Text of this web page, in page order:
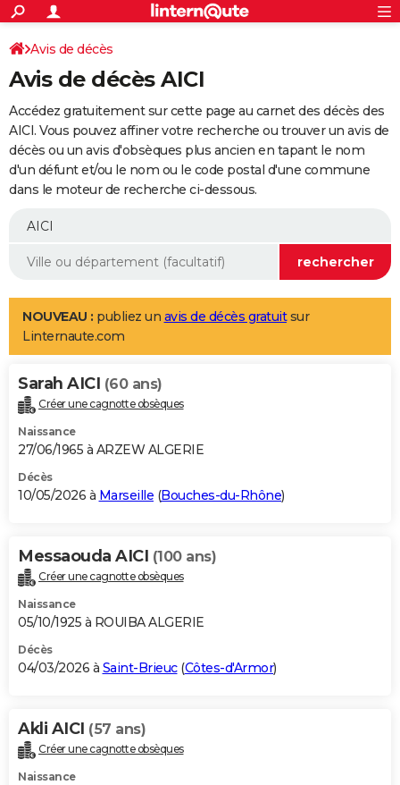
ACTUALITÉS
Politique
Société
Faits Divers
Education
Monde
Villes
+
SPORT
Coupe du monde 2026
Football
Tennis
Cyclisme
Rugby
Forum
Programme TV
TNT
Streaming
Cinéma
Sorties cinéma
Musique
+
FINANCE
Retraite
Impôts
Epargne
Immobilier
Risques naturels par ville
Banque
Assurance
Crédit
AUTO
Essais
Réserver un essai
Citadines
Berlines
SUV
Forum auto
+
Mobiles
Meilleur smartphone
Internet
Ordinateurs
Jeux vidéo
Guide high-tech
Aménagement intérieur
LIFESTYLE
Art de vivre
Bien-être
Loisirs
Mode
Modes de vie
Alimentation
Guide de la santé
Maladies
Médicaments
Sommeil
VOYAGE
Destinations
City break
Voyage nature
Voyage de noces
Forum
Climat
+PHOTO
GUIDES D'ACHAT
BONS PLANS
Carte de Noël
Carte Bonne année
Carte Saint-Valentin
Carte Pâques
Carte d'anniversaire
DICTIONNAIRE
Dictionnaire
Biographies
Citations
Expressions
Proverbes
PROGRAMME TV
S'inscrire
Se connecter
Lycées
Collèges
Primaires
Universités
Entreprises
Service militaire
Avis de recherche
AVIS DE DÉCÈS
Bricolage
Lifestyle
Culture
Sport
Auto
Television
Voyage
Cinema
Avis de décès
Avis de décès AICI
Accédez gratuitement sur cette page au carnet des décès des
AICI. Vous pouvez affiner votre recherche ou trouver un avis de
décès ou un avis d'obsèques plus ancien en tapant le nom
d'un défunt et/ou le nom ou le code postal d'une commune
dans le moteur de recherche ci-dessous.
NOUVEAU : publiez un avis de décès gratuitsur
Linternaute.com
Sarah AICI (60 ans)
Créer une cagnotte obsèques
Naissance
27/06/1965 à ARZEW ALGERIE
Décès
10/05/2026 à Marseille (Bouches-du-Rhône)
Messaouda AICI (100 ans)
Créer une cagnotte obsèques
Naissance
05/10/1925 à ROUIBA ALGERIE
Décès
04/03/2026 à Saint-Brieuc(Côtes-d'Armor)
Akli AICI (57 ans)
Créer une cagnotte obsèques
Naissance